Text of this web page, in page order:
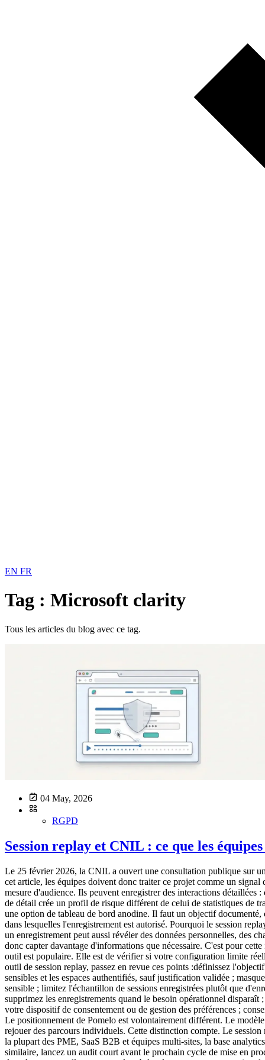
EN FR
Tag : Microsoft clarity
Tous les articles du blog avec ce tag.
04 May, 2026
RGPD
Session replay et CNIL : ce que les
Le 25 février 2026, la CNIL a ouvert une consultation publique sur
cet article, les équipes doivent donc traiter ce projet comme un
mesure d'audience. Ils peuvent enregistrer des interactions
de détail crée un profil de risque différent de celui de statistiques de
une option de tableau de bord anodine. Il faut un objectif
dans lesquelles l'enregistrement est autorisé. Pourquoi le session
un enregistrement peut aussi révéler des données personnelles, des
donc capter davantage d'informations que nécessaire. C'est pour
outil est populaire. Elle est de vérifier si votre configuration limite
outil de session replay, passez en revue ces points :définissez
sensibles et les espaces authentifiés, sauf justification validée ;
sensible ; limitez l'échantillon de sessions enregistrées plutôt que
supprimez les enregistrements quand le besoin opérationnel
votre dispositif de consentement ou de gestion des préférences ;
Le positionnement de Pomelo est volontairement différent. Le
rejouer des parcours individuels. Cette distinction compte. Le
la plupart des PME, SaaS B2B et équipes multi-sites, la base
similaire, lancez un audit court avant le prochain cycle de mise en